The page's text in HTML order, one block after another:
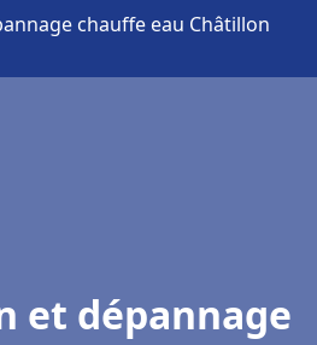
chauffe eau Châtillon
et dépannage